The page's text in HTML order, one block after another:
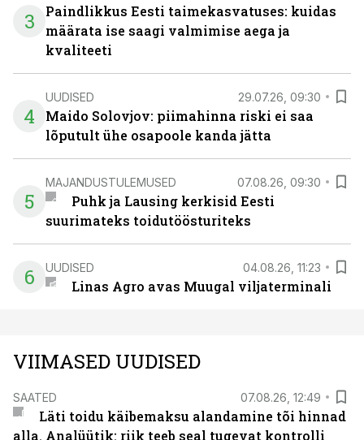
3
Paindlikkus Eesti taimekasvatuses: kuidas
määrata ise saagi valmimise aega ja
kvaliteeti
4
UUDISED 29.07.26, 09:30
Maido Solovjov: piimahinna riski ei saa
lõputult ühe osapoole kanda jätta
5
MAJANDUSTULEMUSED 07.08.26, 09:30
Puhk ja Lausing kerkisid Eesti
suurimateks toidutöösturiteks
6 UUDISED 04.08.26, 11:23
Linas Agro avas Muugal viljaterminali
VIIMASED UUDISED
SAATED 07.08.26, 12:49
Läti toidu käibemaksu alandamine tõi hinnad
alla. Analüütik: riik teeb seal tugevat kontrolli